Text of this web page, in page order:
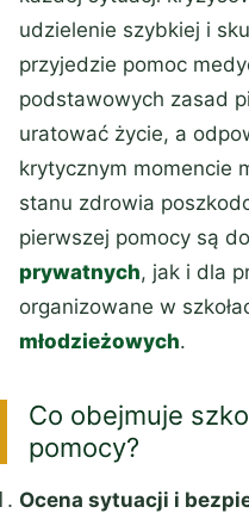
udzielenie szybkiej i
przyjedzie pomoc
podstawowych zasad
uratować życie, a
krytycznym momencie
stanu zdrowia
pierwszej pomocy są
prywatnych, jak i dla
organizowane w
młodzieżowych.
Co obejmuje
pomocy?
Ocena sytuacji i